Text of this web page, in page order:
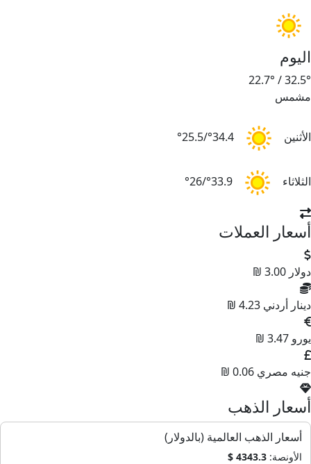
اليوم
32.5°
/
22.7°
مشمس
الأثنين 34.4°/25.5°
الثلاثاء 33.9°/26°
أسعار العملات
دولار 3.00 ₪
دينار أردني 4.23 ₪
يورو 3.47 ₪
جنيه مصري 0.06 ₪
أسعار الذهب
أسعار الذهب العالمية (بالدولار)
الأونصة: 4343.3 $